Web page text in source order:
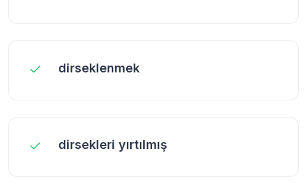
dirseklenmek
dirsekleri yırtılmış